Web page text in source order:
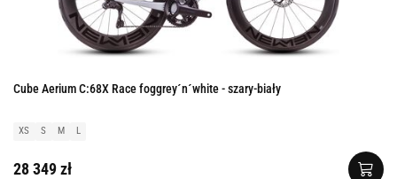
Cube Aerium C:68X Race foggrey´n´white - szary-biały
XS S M L
28 349 zł